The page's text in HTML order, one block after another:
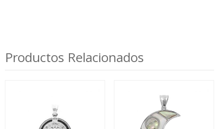
Productos Relacionados